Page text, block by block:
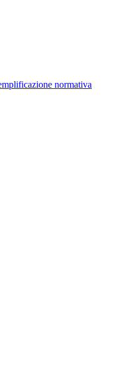
normativa